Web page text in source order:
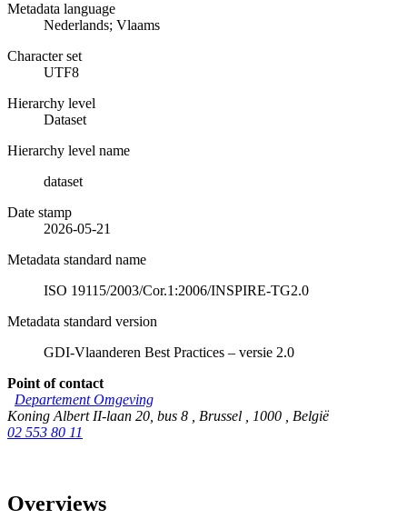
Metadata language
Nederlands; Vlaams
Character set
UTF8
Hierarchy level
Dataset
Hierarchy level name
dataset
Date stamp
2026-05-21
Metadata standard name
ISO 19115/2003/Cor.1:2006/INSPIRE-TG2.0
Metadata standard version
GDI-Vlaanderen Best Practices – versie 2.0
Point of contact
Departement Omgeving
Koning Albert II-laan 20, bus 8
Brussel 1000
België
02 553 80 11
Overviews